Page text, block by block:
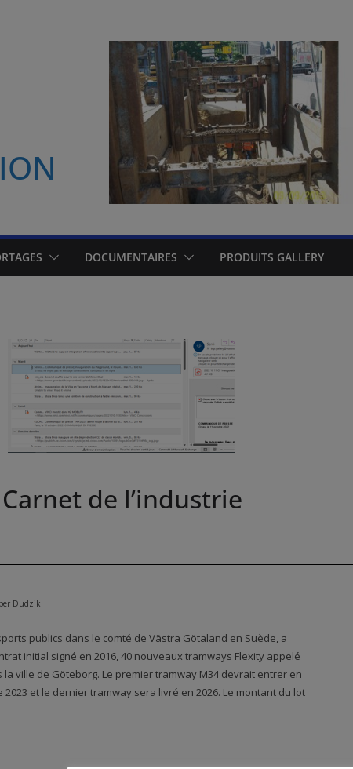
DOCUMENTAIRES PRODUITS GALLERY
de l’industrie
Dudzik
publics dans le comté de Västra Götaland en Suède, a
initial signé en 2016, 40 nouveaux tramways Flexity appelé
la ville de Göteborg. Le premier tramway M34 devrait entrer en
2023 et le dernier tramway sera livré en 2026. Le montant du lot